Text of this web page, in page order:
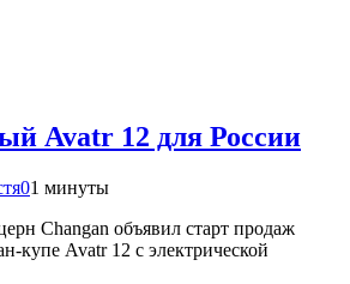
Avatr 12 для России
01 минуты
Changan объявил старт продаж
купе Avatr 12 с электрической